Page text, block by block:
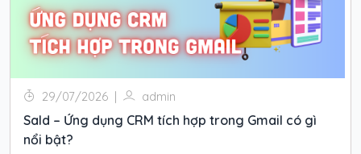
29/07/2026 | admin
Sald – Ứng dụng CRM tích hợp trong Gmail có gì
nổi bật?